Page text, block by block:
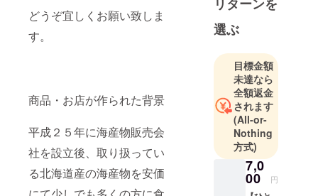
どうぞ宜しくお願い致しま
す。
商品・お店が作られた背景
平成２５年に海産物販売会
社を設立後、取り扱ってい
る北海道産の海産物を安価
選ぶ
目標金額
未達なら
全額返金
されます
(All-or-
Nothing
方式)
7,0
00 円